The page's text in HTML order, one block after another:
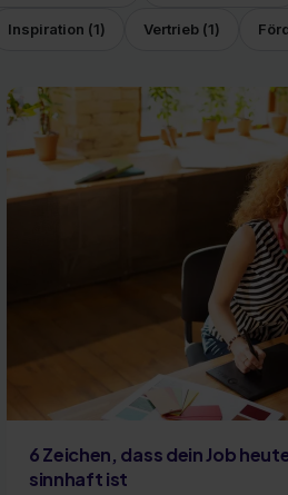
Inspiration (1) Vertrieb (1)
6 Zeichen, dass dein Job
sinnhaft ist